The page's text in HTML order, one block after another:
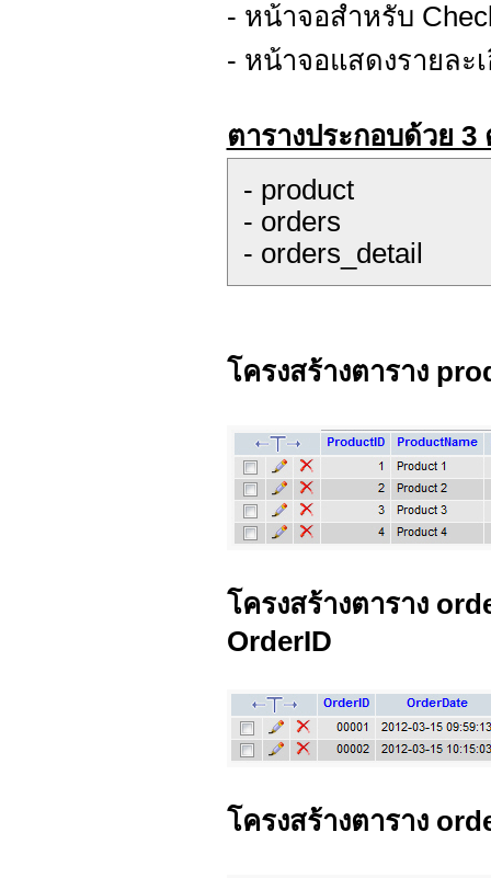
- หน้าจอสำหรับ
- หน้าจอแสดงรายละ
ตารางประกอบด้วย 3
- product
- orders
- orders_detail
โครงสร้างตาราง
โครงสร้างตาราง
OrderID
โครงสร้างตาราง